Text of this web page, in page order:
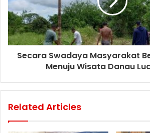
Secara Swadaya Masyarakat
Menuju Wisata Danau
Related Articles